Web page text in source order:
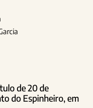
de 20 de
do Espinheiro, em